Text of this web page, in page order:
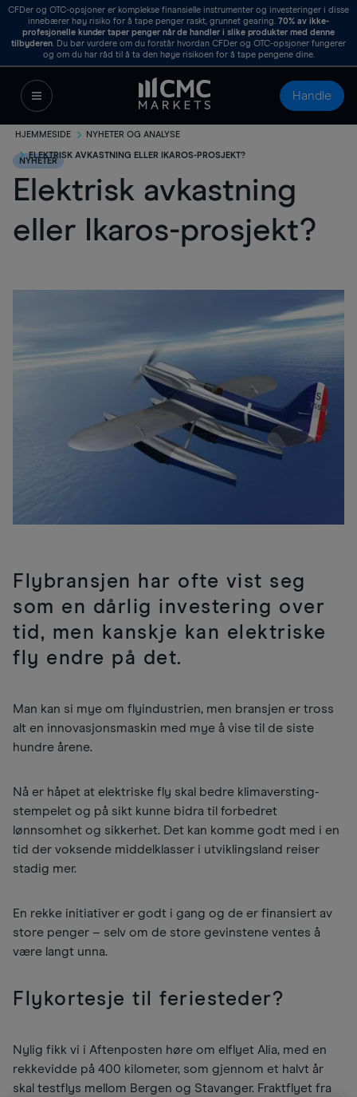
CFDer og OTC-opsjoner er komplekse finansielle instrumenter og investeringer i disse
innebærer høy risiko for å tape penger raskt, grunnet gearing.70% av ikke-
profesjonelle kunder taper penger når de handler i slike produkter med denne
tilbyderen. Du bør vurdere om du forstår hvordan CFDer og OTC-opsjoner fungerer
og om du har råd til å ta den høye risikoen for å tape pengene dine.
Handle
HJEMMESIDE NYHETER OG ANALYSE
ELEKTRISK AVKASTNING ELLER IKAROS-PROSJEKT?
NYHETER
Elektrisk avkastning
eller Ikaros-prosjekt?
Flybransjen har ofte vist seg
som en dårlig investering over
tid, men kanskje kan elektriske
fly endre på det.
Man kan si mye om flyindustrien, men bransjen er tross
alt en innovasjonsmaskin med mye å vise til de siste
hundre årene.
Nå er håpet at elektriske fly skal bedre klimaversting-
stempelet og på sikt kunne bidra til forbedret
lønnsomhet og sikkerhet. Det kan komme godt med i en
tid der voksende middelklasser i utviklingsland reiser
stadig mer.
En rekke initiativer er godt i gang og de er finansiert av
store penger – selv om de store gevinstene ventes å
være langt unna.
Flykortesje til feriesteder?
Nylig fikk vi i Aftenposten høre om elflyet Alia, med en
rekkevidde på 400 kilometer, som gjennom et halvt år
skal testflys mellom Bergen og Stavanger. Fraktflyet fra